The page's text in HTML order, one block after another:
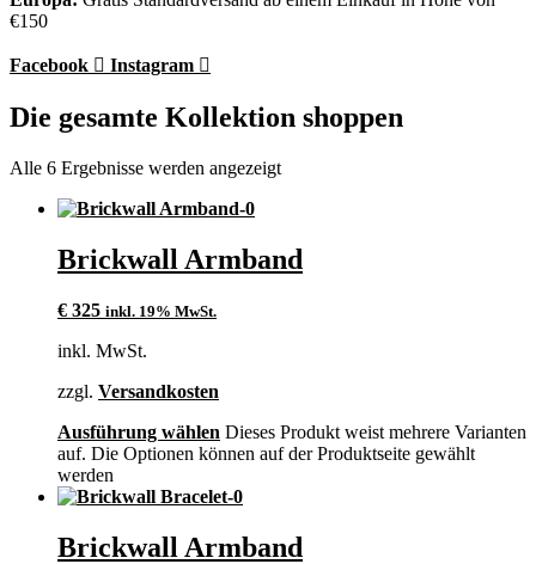
€150
Facebook Instagram
Die gesamte Kollektion shoppen
Alle 6 Ergebnisse werden angezeigt
Brickwall Armband
€ 325 inkl. 19% MwSt.
inkl. MwSt.
zzgl. Versandkosten
Ausführung wählen Dieses Produkt weist mehrere Varianten
auf. Die Optionen können auf der Produktseite gewählt
werden
Brickwall Armband